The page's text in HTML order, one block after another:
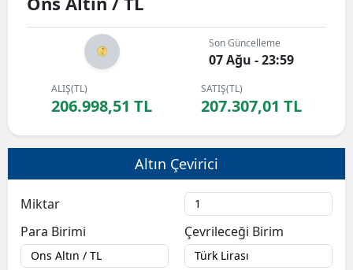
Son Güncelleme
07 Ağu - 23:59
ALIŞ(TL)
206.998,51 TL
SATIŞ(TL)
207.307,01 TL
Altın Çevirici
Miktar
Para Birimi
Çevrileceği Birim